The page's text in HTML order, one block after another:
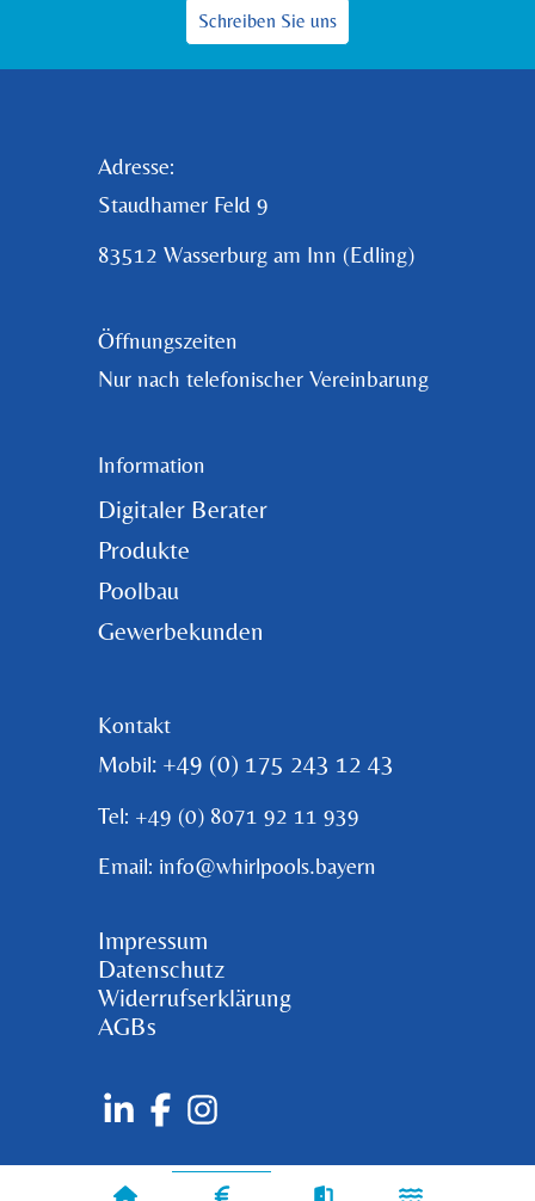
Schreiben Sie uns
Adresse:
Staudhamer Feld 9
83512 Wasserburg am Inn (Edling)
Öffnungszeiten
Nur nach telefonischer Vereinbarung
Information
Digitaler Berater
Produkte
Poolbau
Gewerbekunden
Kontakt
Mobil: +49 (0) 175 243 12 43
Tel: +49 (0) 8071 92 11 939
Email: info@whirlpools.bayern
Impressum
Datenschutz
Widerrufserklärung
AGBs